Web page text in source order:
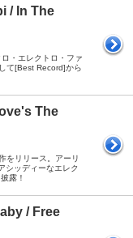
/ In The
・エレクトロ・ファ
て[Best Record]から
The
をリリース。アーリ
シッディーなエレク
露！
/ Free